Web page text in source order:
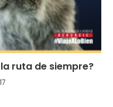
ruta de siempre?